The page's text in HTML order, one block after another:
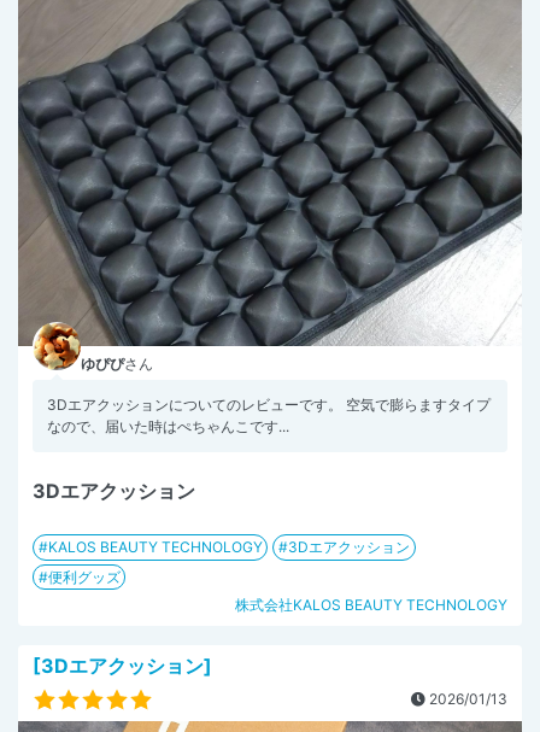
ゆぴぴさん
3Dエアクッションについてのレビューです。 空気で膨らますタイプ
なので、届いた時はぺちゃんこです...
3Dエアクッション
KALOS BEAUTY TECHNOLOGY
3Dエアクッション
便利グッズ
株式会社KALOS BEAUTY TECHNOLOGY
[3Dエアクッション]
2026/01/13